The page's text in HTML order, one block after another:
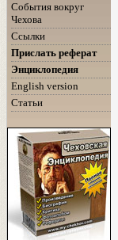
События вокруг
Чехова
Ссылки
Прислать реферат
Энциклопедия
English version
Статьи